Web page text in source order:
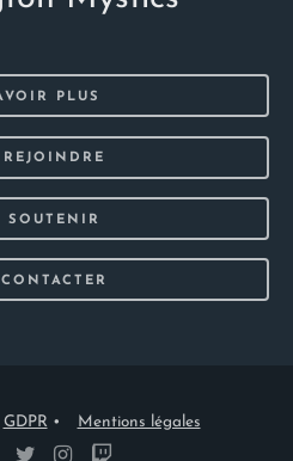
PLUS
SOUTENIR
GDPR • Mentions légales